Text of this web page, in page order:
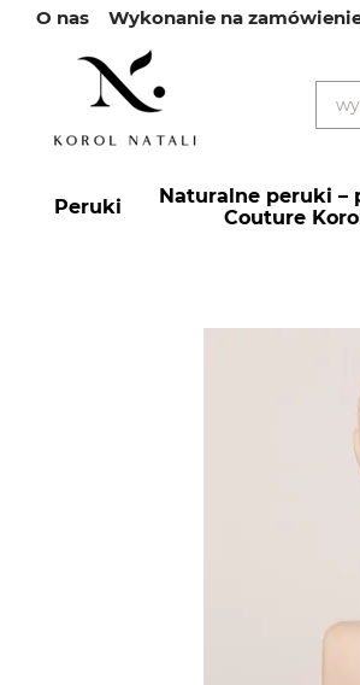
Przejdź do głównej treści
О nas Wykonanie na
Peruki
Naturalne peruki –
Couture